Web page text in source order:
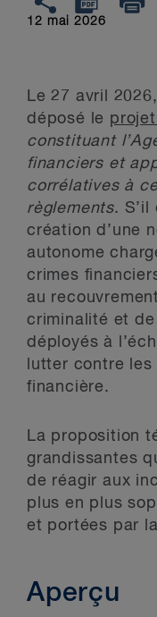
12 mai 2026
Le 27 avril
déposé le
constituant
financiers et
corrélatives à
règlements.
création d’une
autonome
crimes
au
criminalité et
déployés à
lutter contre
financière.
La proposition
grandissantes
de réagir aux
plus en plus
et portées par
Aperçu